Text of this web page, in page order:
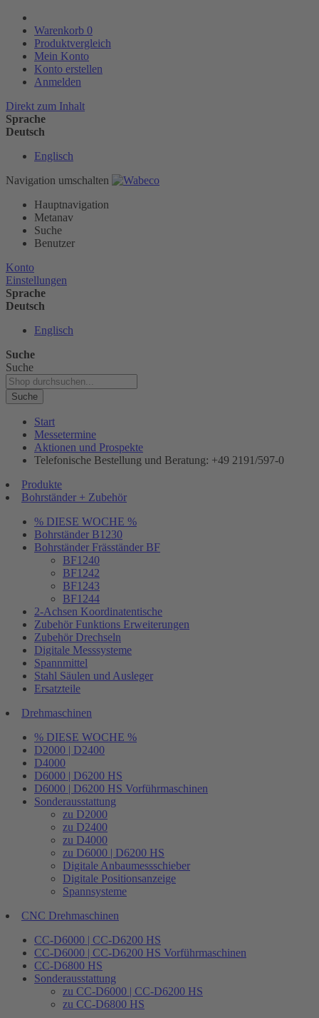
Warenkorb 0
Produktvergleich
Mein Konto
Konto erstellen
Anmelden
Direkt zum Inhalt
Sprache
Deutsch
Englisch
Navigation umschalten
Hauptnavigation
Metanav
Suche
Benutzer
Konto
Einstellungen
Sprache
Deutsch
Englisch
Suche
Suche
Suche
Start
Messetermine
Aktionen und Prospekte
Telefonische Bestellung und Beratung: +49 2191/597-0
Produkte
Bohrständer + Zubehör
% DIESE WOCHE %
Bohrständer B1230
Bohrständer Fräsständer BF
BF1240
BF1242
BF1243
BF1244
2-Achsen Koordinatentische
Zubehör Funktions Erweiterungen
Zubehör Drechseln
Digitale Messsysteme
Spannmittel
Stahl Säulen und Ausleger
Ersatzteile
Drehmaschinen
% DIESE WOCHE %
D2000 | D2400
D4000
D6000 | D6200 HS
D6000 | D6200 HS Vorführmaschinen
Sonderausstattung
zu D2000
zu D2400
zu D4000
zu D6000 | D6200 HS
Digitale Anbaumessschieber
Digitale Positionsanzeige
Spannsysteme
CNC Drehmaschinen
CC-D6000 | CC-D6200 HS
CC-D6000 | CC-D6200 HS Vorführmaschinen
CC-D6800 HS
Sonderausstattung
zu CC-D6000 | CC-D6200 HS
zu CC-D6800 HS